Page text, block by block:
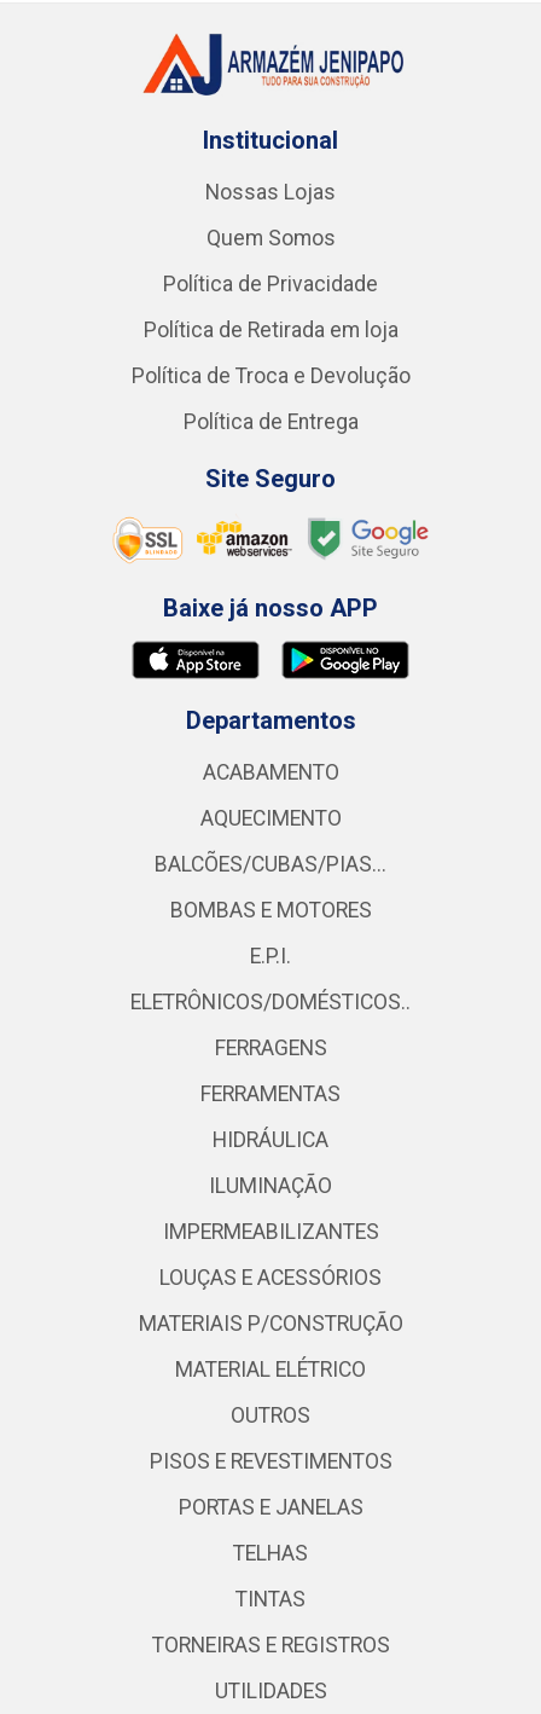
Institucional
Nossas Lojas
Quem Somos
Política de Privacidade
Política de Retirada em loja
Política de Troca e Devolução
Política de Entrega
Site Seguro
Baixe já nosso APP
Departamentos
ACABAMENTO
AQUECIMENTO
BALCÕES/CUBAS/PIAS...
BOMBAS E MOTORES
E.P.I.
ELETRÔNICOS/DOMÉSTICOS..
FERRAGENS
FERRAMENTAS
HIDRÁULICA
ILUMINAÇÃO
IMPERMEABILIZANTES
LOUÇAS E ACESSÓRIOS
MATERIAIS P/CONSTRUÇÃO
MATERIAL ELÉTRICO
OUTROS
PISOS E REVESTIMENTOS
PORTAS E JANELAS
TELHAS
TINTAS
TORNEIRAS E REGISTROS
UTILIDADES